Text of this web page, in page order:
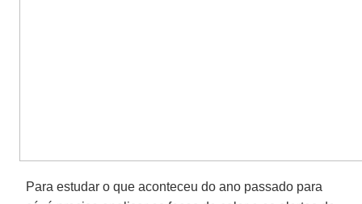
Para estudar o que aconteceu do ano passado para